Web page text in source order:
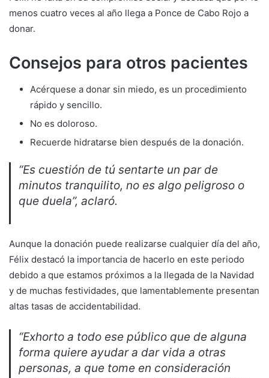
menos cuatro veces al año llega a Ponce de Cabo Rojo a
donar.
Consejos para otros pacientes
Acérquese a donar sin miedo, es un procedimiento
rápido y sencillo.
No es doloroso.
Recuerde hidratarse bien después de la donación.
“Es cuestión de tú sentarte un par de
minutos tranquilito, no es algo peligroso o
que duela”, aclaró.
Aunque la donación puede realizarse cualquier día del año,
Félix destacó la importancia de hacerlo en este periodo
debido a que estamos próximos a la llegada de la Navidad
y de muchas festividades, que lamentablemente presentan
altas tasas de accidentabilidad.
“Exhorto a todo ese público que de alguna
forma quiere ayudar a dar vida a otras
personas, a que tome en consideración